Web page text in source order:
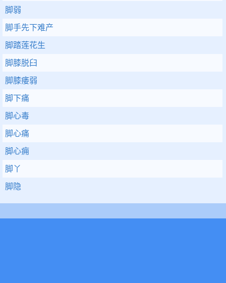
脚弱
脚手先下难产
脚踏莲花生
脚膝脱臼
脚膝痿弱
脚下痛
脚心毒
脚心痛
脚心痈
脚丫
脚隐